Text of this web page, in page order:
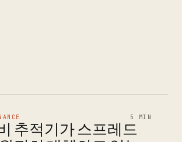
5 MIN
추적기가 스프레드